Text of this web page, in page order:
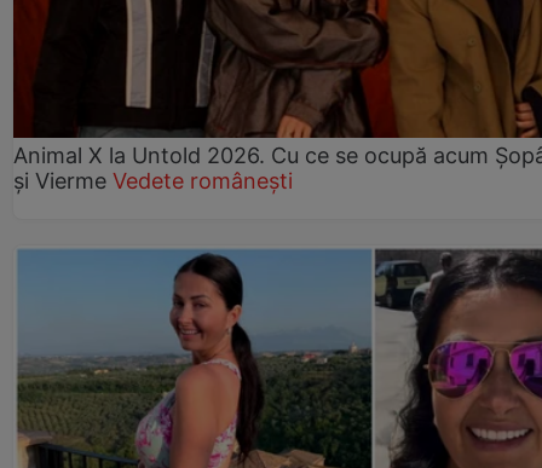
Animal X la Untold 2026. Cu ce se ocupă acum
și Vierme Vedete românești